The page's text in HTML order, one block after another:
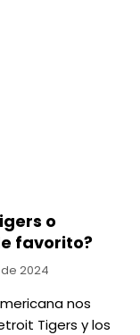
o
favorito?
2024
nos
Tigers y los